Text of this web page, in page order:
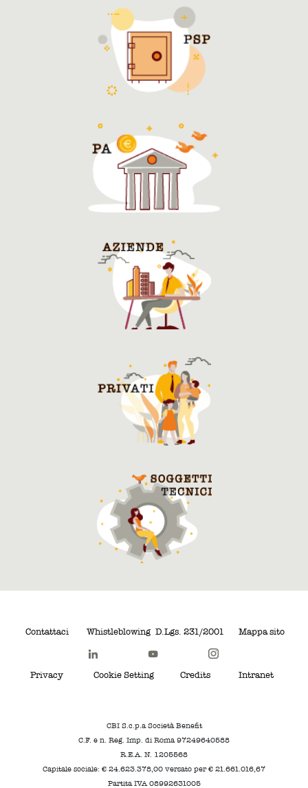
Contattaci Whistleblowing D.Lgs. 231/2001 Mappa sito
Privacy Cookie Setting Credits Intranet
CBI S.c.p.a Società Benefit
C.F. e n. Reg. Imp. di Roma 97249640588
R.E.A. N. 1205568
Capitale sociale: € 24.623.378,00 versato per € 21.661.016,67
Partita IVA 08992631005